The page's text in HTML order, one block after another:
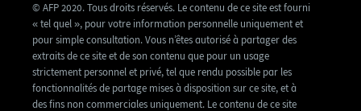
© AFP 2020. Tous droits réservés. Le contenu de ce site est fourni
« tel quel », pour votre information personnelle uniquement et
pour simple consultation. Vous n’êtes autorisé à partager des
extraits de ce site et de son contenu que pour un usage
strictement personnel et privé, tel que rendu possible par les
fonctionnalités de partage mises à disposition sur ce site, et à
des fins non commerciales uniquement. Le contenu de ce site